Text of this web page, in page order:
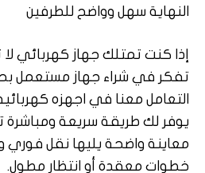
النهاية سهل وواضح للطرفين
إذا كنت تمتلك جهاز كهربائي
تفكر في شراء جهاز مستعمل
التعامل معنا في اجهزه
يوفر لك طريقة سريعة ومباشرة
معاينة واضحة يليها نقل فوري
خطوات معقدة أو انتظار مطول.